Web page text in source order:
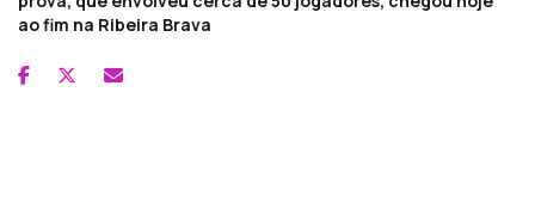
ao fim na Ribeira Brava